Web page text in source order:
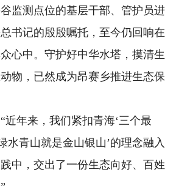
监测点位的基层干部、管护员进
书记的殷殷嘱托，至今仍回响在
心中。守护好中华水塔，摸清生
物，已然成为昂赛乡推进生态保
年来，我们紧扣青海‘三个最
水青山就是金山银山’的理念融入
中，交出了一份生态向好、百姓